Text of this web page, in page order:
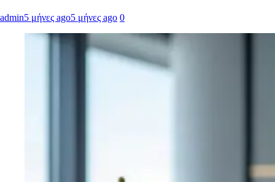
admin5 μήνες ago5 μήνες ago 0